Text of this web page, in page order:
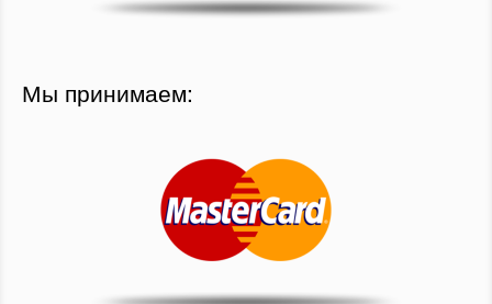
Мы принимаем: